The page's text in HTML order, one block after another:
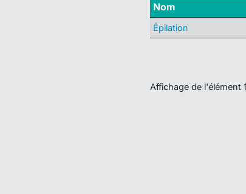
Nom
Épilation
Affichage de l'élément